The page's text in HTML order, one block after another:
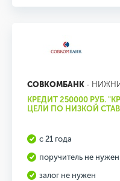
СОВКОМБАНК -
КРЕДИТ 250000 РУБ.
ЦЕЛИ ПО НИЗКОЙ
с 21 года
поручитель не нужен
залог не нужен